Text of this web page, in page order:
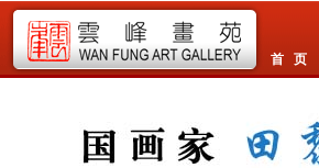
首 页